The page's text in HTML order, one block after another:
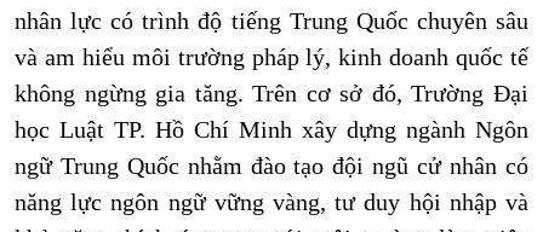
nhân lực có trình độ tiếng Trung Quốc chuyên sâu
và am hiểu môi trường pháp lý, kinh doanh quốc tế
không ngừng gia tăng. Trên cơ sở đó, Trường Đại
học Luật TP. Hồ Chí Minh xây dựng ngành Ngôn
ngữ Trung Quốc nhằm đào tạo đội ngũ cử nhân có
năng lực ngôn ngữ vững vàng, tư duy hội nhập và